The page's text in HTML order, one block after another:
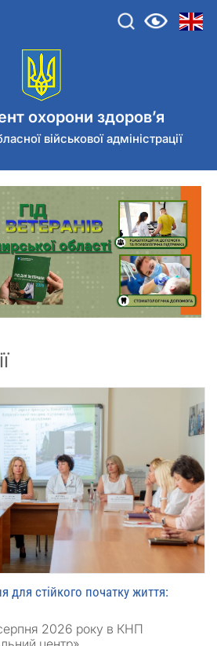
охорони здоров’я
військової адміністрації
для стійкого початку життя:
2026 року в КНП